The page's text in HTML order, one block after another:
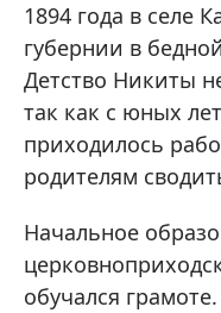
1894 года в селе
губернии в
Детство Никиты
так как с юных
приходилось
родителям
Начальное
обучался